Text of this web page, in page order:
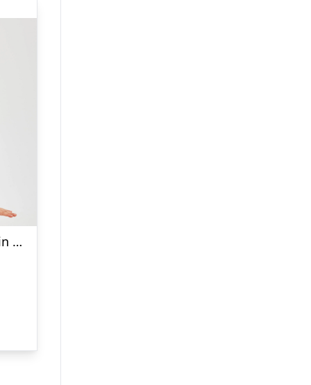
Årets julesweater: Penguin Dreamhoodie – Børn. Ugly Christmas Sweater lavet i Danmark